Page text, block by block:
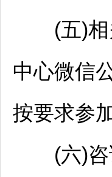
(五)相
中心微信
按要求参
(六)咨询